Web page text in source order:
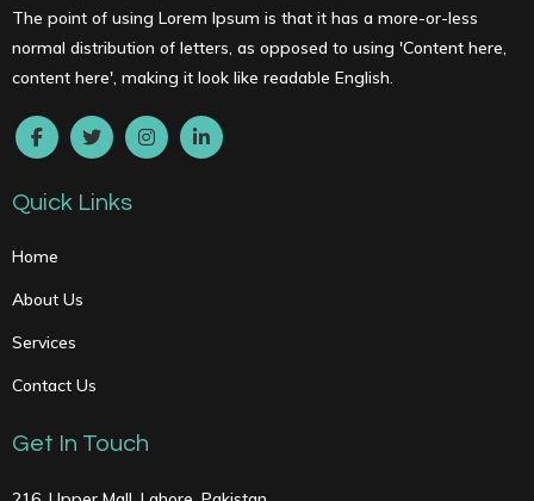
The point of using Lorem Ipsum is that it has a more-or-less
normal distribution of letters, as opposed to using 'Content here,
content here', making it look like readable English.
Quick Links
Home
About Us
Services
Contact Us
Get In Touch